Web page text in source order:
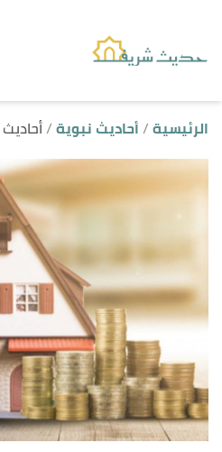
الرئيسية أحاديث نبوية